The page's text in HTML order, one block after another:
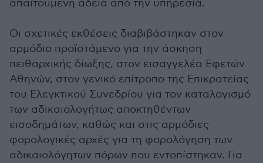
απαιτούμενη άδεια από την υπηρεσία.
Οι σχετικές εκθέσεις διαβιβάστηκαν στον
αρμόδιο προϊστάμενο για την άσκηση
πειθαρχικής δίωξης, στον εισαγγελέα Εφετών
Αθηνών, στον γενικό επίτροπο της Επικρατείας
του Ελεγκτικού Συνεδρίου για τον καταλογισμό
των αδικαιολογήτως αποκτηθέντων
εισοδημάτων, καθώς και στις αρμόδιες
φορολογικές αρχές για τη φορολόγηση των
αδικαιολόγητων πόρων που εντοπίστηκαν. Για